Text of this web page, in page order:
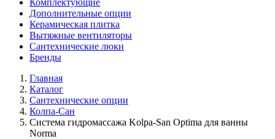
Комплектующие
Дополнительные опции
Керамическая плитка
Вытяжные вентиляторы
Сантехнические люки
Бренды
Главная
Каталог
Сантехнические опции
Колпа-Сан
Система гидромассажа Kolpa-San Optima для ванны
Norma